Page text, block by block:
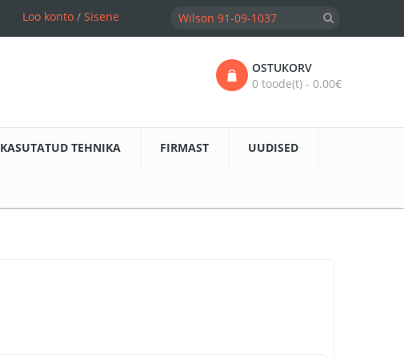
Loo konto/ Sisene
OSTUKORV
0 toode(t) - 0.00€
KASUTATUD TEHNIKA FIRMAST UUDISED